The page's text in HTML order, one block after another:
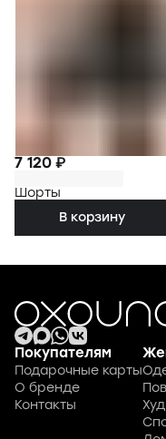
7 120 ₽
Шорты
В корзину
Покупателям
Подарочные карты
О бренде
Контакты